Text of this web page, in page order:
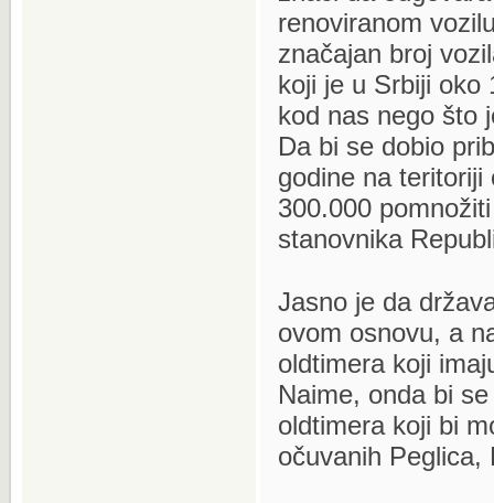
renoviranom
značajan broj
koji je u Srbiji oko
kod nas nego što
Da bi se dobio
godine na
300.000
stanovnika
Jasno je da
ovom osnovu, a
oldtimera koji
Naime, onda bi
oldtimera koji bi
očuvanih Peglica,